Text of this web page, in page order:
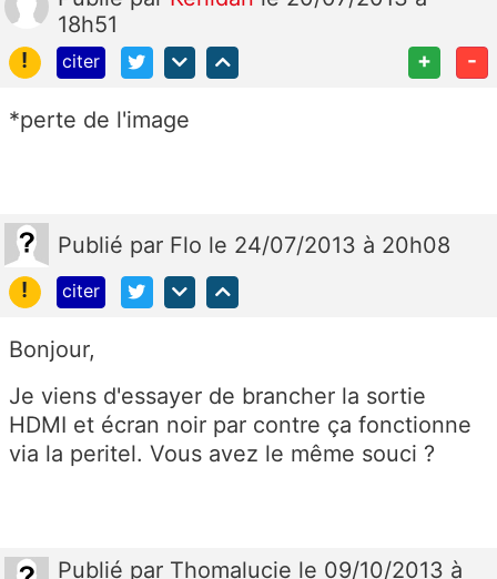
18h51
!
citer + -
*perte de l'image
Publié par Flo le 24/07/2013 à 20h08
!
citer
Bonjour,
Je viens d'essayer de brancher la sortie
HDMI et écran noir par contre ça fonctionne
via la peritel. Vous avez le même souci ?
Publié par Thomalucie le 09/10/2013 à